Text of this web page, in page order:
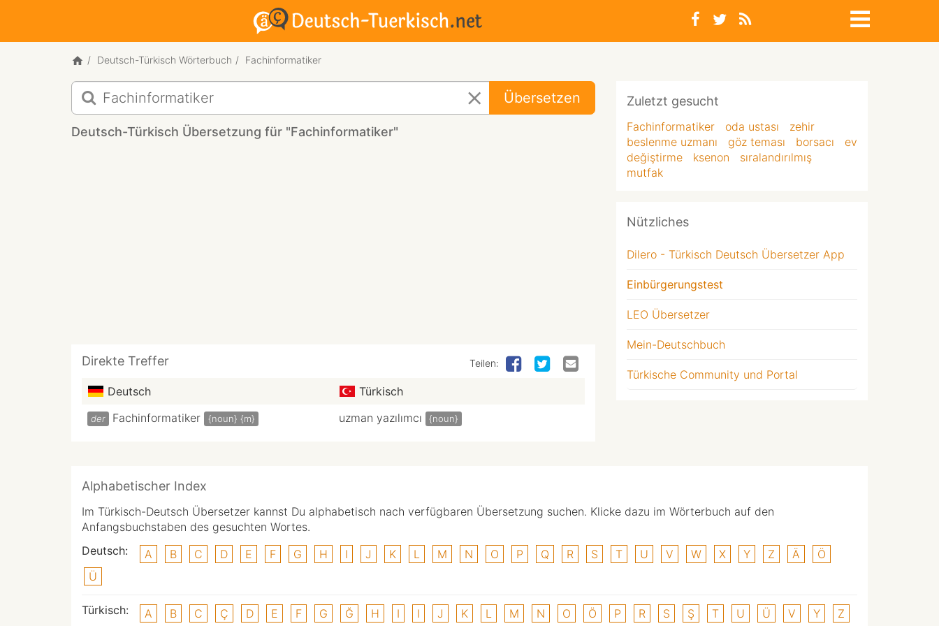
Deutsch-Türkisch Wörterbuch Fachinformatiker
Deutsch-
Türkisch
Übersetzung
für
Übersetzen
Deutsch-Türkisch Übersetzung für "Fachinformatiker"
Direkte Treffer Teilen:
Deutsch Türkisch
der Fachinformatiker {noun} {m} uzman yazılımcı {noun}
Zuletzt gesucht
Fachinformatiker oda ustası
zehir
beslenme uzmanı
göz teması borsacı
ev
değiştirme
ksenon
sıralandırılmış
mutfak
Nützliches
Dilero - Türkisch Deutsch Übersetzer App
Einbürgerungstest
LEO Übersetzer
Mein-Deutschbuch
Türkische Community und Portal
Alphabetischer Index
Im Türkisch-Deutsch Übersetzer kannst Du alphabetisch nach verfügbaren Übersetzung suchen. Klicke dazu im Wörterbuch auf den
Anfangsbuchstaben des gesuchten Wortes.
Deutsch:
A B C D E F G H I J K L M N O P Q R S T U V W X Y Z Ä
Ö
Ü
Türkisch: A B C Ç D E F G Ğ H I I J K L M N O Ö P R S Ş T U Ü V Y Z